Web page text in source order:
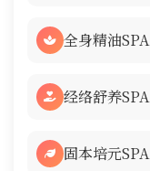
全身精油SPA
经络舒养SPA
固本培元SPA